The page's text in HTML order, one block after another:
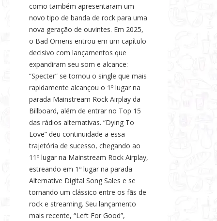
como também apresentaram um
novo tipo de banda de rock para uma
nova geração de ouvintes. Em 2025,
o Bad Omens entrou em um capítulo
decisivo com lançamentos que
expandiram seu som e alcance:
“Specter” se tornou o single que mais
rapidamente alcançou o 1º lugar na
parada Mainstream Rock Airplay da
Billboard, além de entrar no Top 15
das rádios alternativas. “Dying To
Love” deu continuidade a essa
trajetória de sucesso, chegando ao
11º lugar na Mainstream Rock Airplay,
estreando em 1º lugar na parada
Alternative Digital Song Sales e se
tornando um clássico entre os fãs de
rock e streaming. Seu lançamento
mais recente, “Left For Good”,